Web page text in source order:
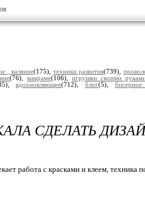
, валяние(175), техники развития(739),
(76),макраме(106),игрушки своими
вдохновляющее(712), блог(5),
СДЕЛАТЬ
работа с красками и клеем, техника